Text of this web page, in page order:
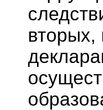
вторых,